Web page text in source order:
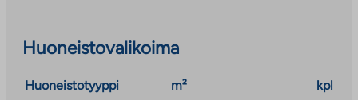
suomenkielinen peruskoulu ja päiväkoti.
Huoneistovalikoima
Huoneistotyyppi m²
kpl